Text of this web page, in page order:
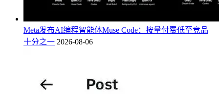
Meta发布AI编程智能体Muse Code：按量付费低至竞品
十分之一 2026-08-06